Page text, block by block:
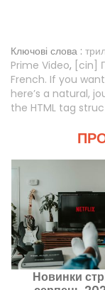
Ключові слова :
Prime Video, [cin]
French. If you
here’s a natural,
the HTML tag
Новинки